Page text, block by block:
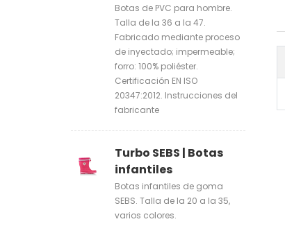
Botas de PVC para hombre.
Talla de la 36 a la 47.
Fabricado mediante proceso
de inyectado; impermeable;
forro: 100% poliéster.
Certificación EN ISO
20347:2012. Instrucciones del
fabricante
Turbo SEBS | Botas
infantiles
Botas infantiles de goma
SEBS. Talla de la 20 a la 35,
varios colores.